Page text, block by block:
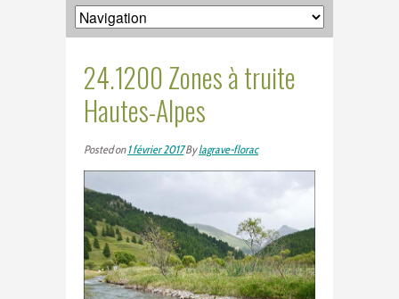
24.1200 Zones à truite
Hautes-Alpes
Posted on1 février 2017Bylagrave-florac